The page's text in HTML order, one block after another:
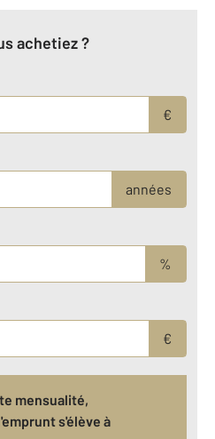
achetiez ?
€
années
%
€
mensualité,
s'élève à